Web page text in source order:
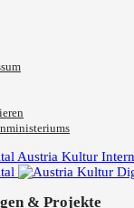
Austria Kultur
& Projekte